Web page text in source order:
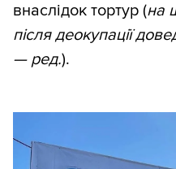
внаслідок тортур (на
після деокупації
— ред.).